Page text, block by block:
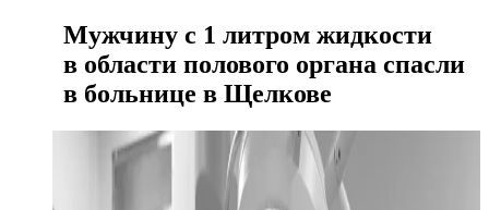
Мужчину с 1 литром жидкости
в области полового органа спасли
в больнице в Щелкове